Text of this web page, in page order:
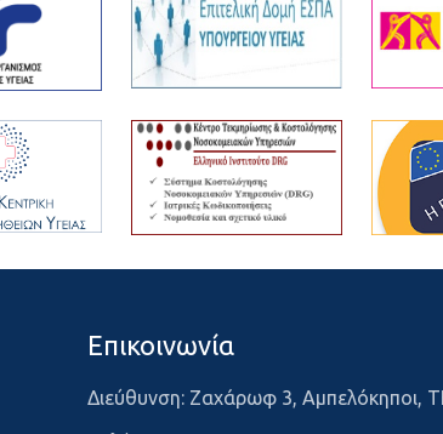
Επικοινωνία
Διεύθυνση: Ζαχάρωφ 3, Αμπελόκηποι,